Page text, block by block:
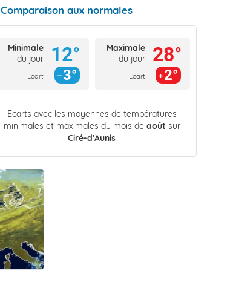
Comparaison aux normales
Minimale
du jour
Ecart
12°
3°
Maximale
du jour
Ecart
28°
2°
Écarts avec les moyennes de températures
minimales et maximales du mois de août sur
Ciré-d'Aunis